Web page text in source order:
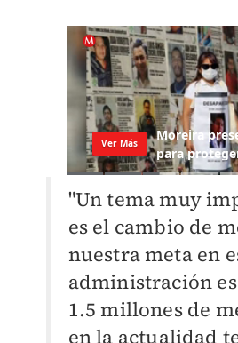
"Un tema muy
es el cambio de
nuestra meta en
administración
1.5 millones de
en la actualidad